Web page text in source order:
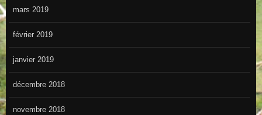
mars 2019
février 2019
janvier 2019
décembre 2018
novembre 2018